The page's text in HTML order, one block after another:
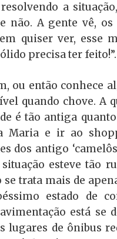
a
não. A gente vê, os
quiser ver, esse
precisa ter feito!”.
ou então conhece
quando chove. A
é tão antiga
Maria e ir ao
dos antigo
esteve tão
trata mais de
estado de
está se
lugares de ônibus